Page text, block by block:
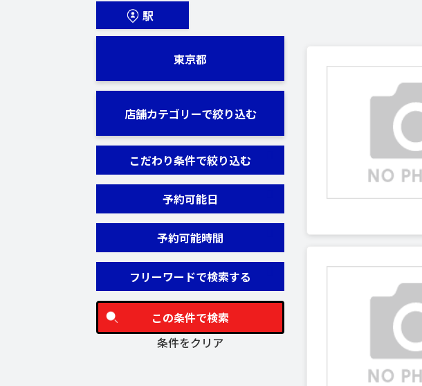
駅
東京都
店舗カテゴリーで絞り込む
こだわり条件で絞り込む
予約可能日
予約可能時間
フリーワードで検索する
この条件で検索
条件をクリア